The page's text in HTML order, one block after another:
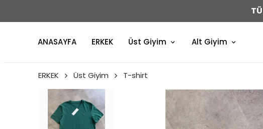
ANASAYFA ERKEK Üst Giyim Alt Giyim
ERKEK Üst Giyim T-shirt